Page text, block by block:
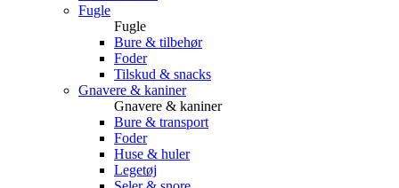
Fugle
Fugle
Bure & tilbehør
Foder
Tilskud & snacks
Gnavere & kaniner
Gnavere & kaniner
Bure & transport
Foder
Huse & huler
Legetøj